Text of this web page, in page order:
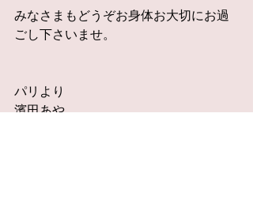
みなさまもどうぞお身体お大切にお過
ごし下さいませ。
パリより
濱田あや